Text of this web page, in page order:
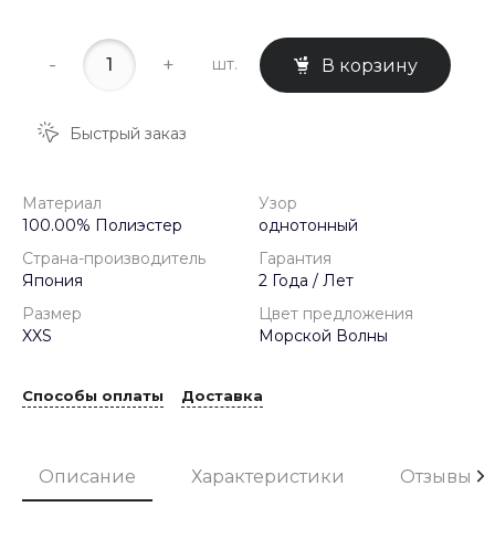
- + шт. В корзину
Быстрый заказ
Материал
100.00% Полиэстер
Узор
однотонный
Страна-производитель
Япония
Гарантия
2 Года / Лет
Размер
XXS
Цвет предложения
Морской Волны
Способы оплаты Доставка
Описание Характеристики Отзывы